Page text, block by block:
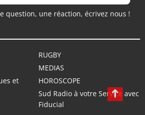
question, une réaction, écrivez nous !
RUGBY
MEDIAS
et
HOROSCOPE
Sud Radio à votre Service avec
Fiducial